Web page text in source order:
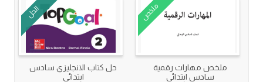
ملخص
ملخص مهارات رقمية
سادس ابتدائي
الحل
حل كتاب الانجليزي سادس
ابتدائي